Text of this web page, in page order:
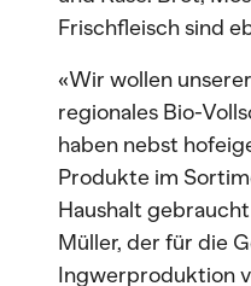
Frischfleisch sind
«Wir wollen
regionales Bio-
haben nebst
Produkte im
Haushalt
Müller, der für die
Ingwerproduktion